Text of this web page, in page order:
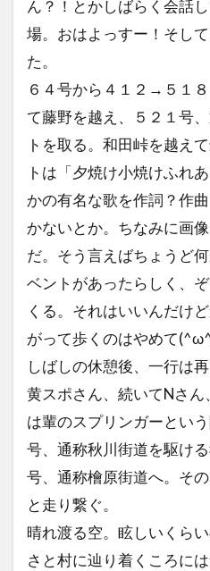
ん？！とかしばらく会話
場。おはよっすー！そし
た。
６４号から４１２→５１
て藤野を越え、５２１号
トを取る。和田峠を越え
トは「夕焼け小焼けふれ
かの有名な歌を作詞？作
かないとか。ちなみに画
だ。そう言えばちょうど
ベントがあったらしく、
くる。それはいいんだけ
がって歩くのはやめて
しばしの休憩後、一行は
黄スポさん、続いてNさん
は輩のスプリンガーとい
号、通称秋川街道を駆け
号、通称檜原街道へ。そ
と走り繋ぐ。
晴れ渡る空。眩しいくら
さと村に辿り着くころに